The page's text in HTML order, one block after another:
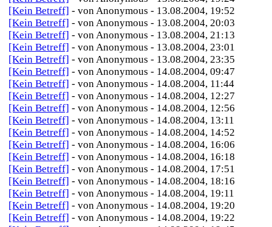
[Kein Betreff] - von Anonymous - 13.08.2004, 19:52
[Kein Betreff] - von Anonymous - 13.08.2004, 20:03
[Kein Betreff] - von Anonymous - 13.08.2004, 21:13
[Kein Betreff] - von Anonymous - 13.08.2004, 23:01
[Kein Betreff] - von Anonymous - 13.08.2004, 23:35
[Kein Betreff] - von Anonymous - 14.08.2004, 09:47
[Kein Betreff] - von Anonymous - 14.08.2004, 11:44
[Kein Betreff] - von Anonymous - 14.08.2004, 12:27
[Kein Betreff] - von Anonymous - 14.08.2004, 12:56
[Kein Betreff] - von Anonymous - 14.08.2004, 13:11
[Kein Betreff] - von Anonymous - 14.08.2004, 14:52
[Kein Betreff] - von Anonymous - 14.08.2004, 16:06
[Kein Betreff] - von Anonymous - 14.08.2004, 16:18
[Kein Betreff] - von Anonymous - 14.08.2004, 17:51
[Kein Betreff] - von Anonymous - 14.08.2004, 18:16
[Kein Betreff] - von Anonymous - 14.08.2004, 19:11
[Kein Betreff] - von Anonymous - 14.08.2004, 19:20
[Kein Betreff] - von Anonymous - 14.08.2004, 19:22